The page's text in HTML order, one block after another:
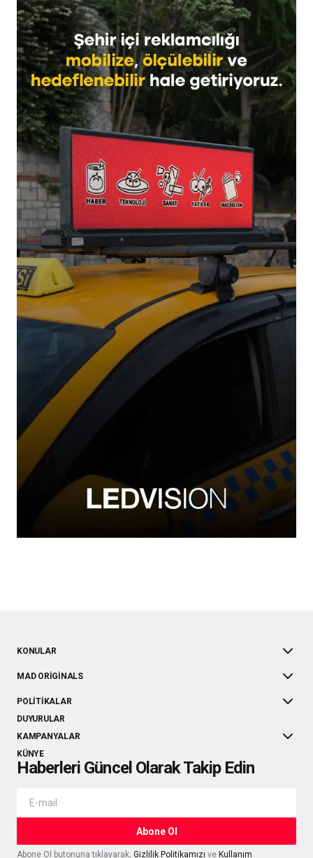
KONULAR
MAD ORIGINALS
POLITIKALAR
DUYURULAR
KAMPANYALAR
KÜNYE
Haberleri Güncel Olarak Takip Edin
Abone Ol
Abone Ol butonuna tıklayarak, Gizlilik Politikamızı ve Kullanım